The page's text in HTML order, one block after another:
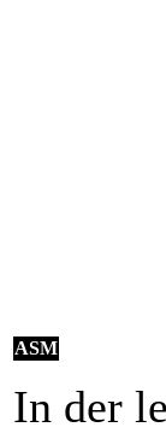
ASM
In der